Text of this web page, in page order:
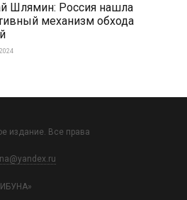
Шлямин: Россия нашла
механизм обхода
издание. Все права